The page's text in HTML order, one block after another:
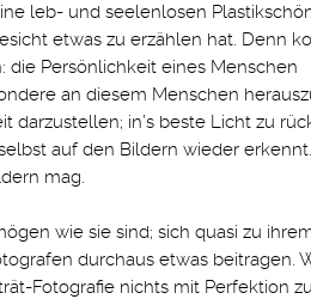
leb- und seelenlosen
etwas zu erzählen hat. Denn
die Persönlichkeit eines Menschen
an diesem Menschen
darzustellen; in’s beste Licht zu
auf den Bildern wieder
mag.
wie sie sind; sich quasi zu
durchaus etwas beitragen.
Fotografie nichts mit Perfektion